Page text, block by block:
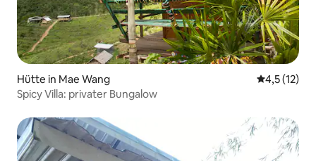
Hütte in Mae Wang
4,5 (12)
Spicy Villa: privater Bungalow